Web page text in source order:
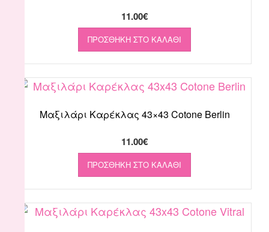
11.00€
ΠΡΟΣΘΉΚΗ ΣΤΟ ΚΑΛΆΘΙ
Μαξιλάρι Καρέκλας 43×43 Cotone Berlin
11.00€
ΠΡΟΣΘΉΚΗ ΣΤΟ ΚΑΛΆΘΙ